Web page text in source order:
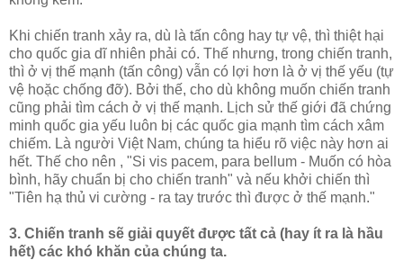
Khi chiến tranh xảy ra, dù là tấn công hay tự vệ, thì thiệt hại
cho quốc gia dĩ nhiên phải có. Thế nhưng, trong chiến tranh,
thì ở vị thế mạnh (tấn công) vẫn có lợi hơn là ở vị thế yếu (tự
vệ hoặc chống đỡ). Bởi thế, cho dù không muốn chiến tranh
cũng phải tìm cách ở vị thế mạnh. Lịch sử thế giới đã chứng
minh quốc gia yếu luôn bị các quốc gia mạnh tìm cách xâm
chiếm. Là người Việt Nam, chúng ta hiểu rõ việc này hơn ai
hết. Thế cho nên , "Si vis pacem, para bellum - Muốn có hòa
bình, hãy chuẩn bị cho chiến tranh" và nếu khởi chiến thì
"Tiên hạ thủ vi cường - ra tay trước thì được ở thế mạnh."
3. Chiến tranh sẽ giải quyết được tất cả (hay ít ra là hầu
hết) các khó khăn của chúng ta.